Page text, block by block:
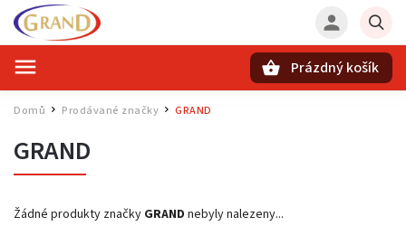
Prázdný košík
Domů / Prodávané značky / GRAND
GRAND
Žádné produkty značky GRAND nebyly nalezeny...